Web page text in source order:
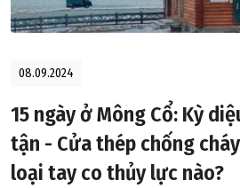
08.09.2024
15 ngày ở Mông Cổ: Kỳ
tận - Cửa thép chống
loại tay co thủy lực nào?